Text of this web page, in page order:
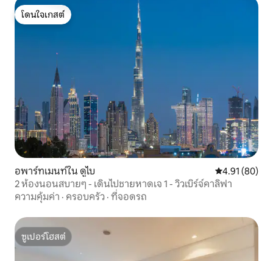
โดนใจเกสต์
โดนใจเกสต์
อพาร์ทเมนท์ใน ดูไบ คะแนนเฉลี่ย
4.91 (80)
2 ห้องนอนสบายๆ - เดินไปชายหาดเจ 1 - วิวเบิร์จ์คาลิฟา
ความคุ้มค่า · ครอบครัว · ที่จอดรถ
ซูเปอร์โฮสต์
ซูเปอร์โฮสต์